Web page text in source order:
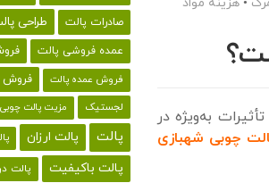
به‌ویژه در
چوبی شهبازی
صادرات پالت طراحی
عمده فروشی پالت
فروش عمده پالت فروش
لجستیک
مزیت پالت چوبی
پالت پالت ارزان
پالت باکیفیت پالت